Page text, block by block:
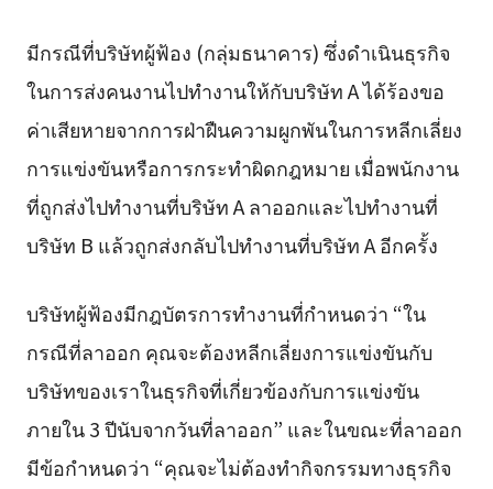
มีกรณีที่บริษัทผู้ฟ้อง (กลุ่มธนาคาร) ซึ่งดำเนินธุรกิจ
ในการส่งคนงานไปทำงานให้กับบริษัท A ได้ร้องขอ
ค่าเสียหายจากการฝ่าฝืนความผูกพันในการหลีกเลี่ยง
การแข่งขันหรือการกระทำผิดกฎหมาย เมื่อพนักงาน
ที่ถูกส่งไปทำงานที่บริษัท A ลาออกและไปทำงานที่
บริษัท B แล้วถูกส่งกลับไปทำงานที่บริษัท A อีกครั้ง
บริษัทผู้ฟ้องมีกฎบัตรการทำงานที่กำหนดว่า “ใน
กรณีที่ลาออก คุณจะต้องหลีกเลี่ยงการแข่งขันกับ
บริษัทของเราในธุรกิจที่เกี่ยวข้องกับการแข่งขัน
ภายใน 3 ปีนับจากวันที่ลาออก” และในขณะที่ลาออก
มีข้อกำหนดว่า “คุณจะไม่ต้องทำกิจกรรมทางธุรกิจ